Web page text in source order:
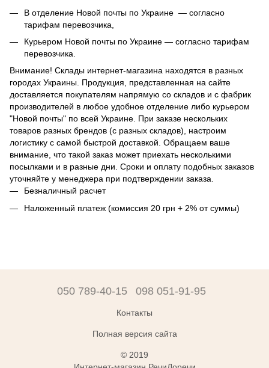
В отделение Новой почты по Украине — согласно
тарифам перевозчика,
Курьером Новой почты по Украине — согласно тарифам
перевозчика.
Внимание! Склады интернет-магазина находятся в разных
городах Украины. Продукция, представленная на сайте
доставляется покупателям напрямую со складов и с фабрик
производителей в любое удобное отделение либо курьером
"Новой почты" по всей Украине. При заказе нескольких
товаров разных брендов (с разных складов), настроим
логистику с самой быстрой доставкой. Обращаем ваше
внимание, что такой заказ может приехать несколькими
посылками и в разные дни. Сроки и оплату подобных заказов
уточняйте у менеджера при подтверждении заказа.
Безналичный расчет
Наложенный платеж (комиссия 20 грн + 2% от суммы)
050 789-40-15 098 051-91-95
Контакты
Полная версия сайта
© 2019